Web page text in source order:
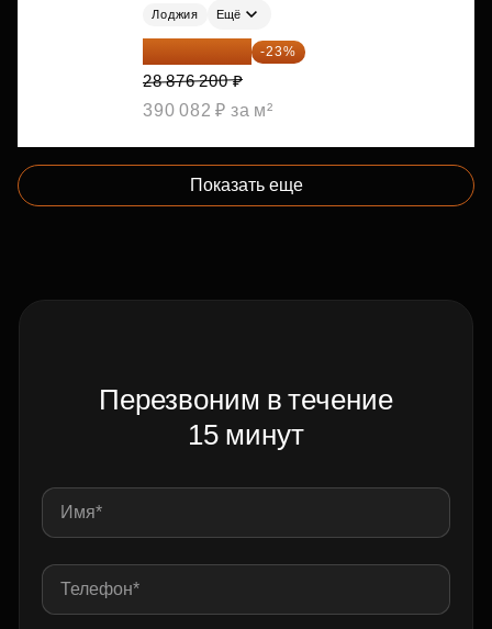
Лоджия Ещё
22 234 674 ₽ -23%
28 876 200 ₽
390 082 ₽ за м²
Показать еще
Перезвоним в течение
15 минут